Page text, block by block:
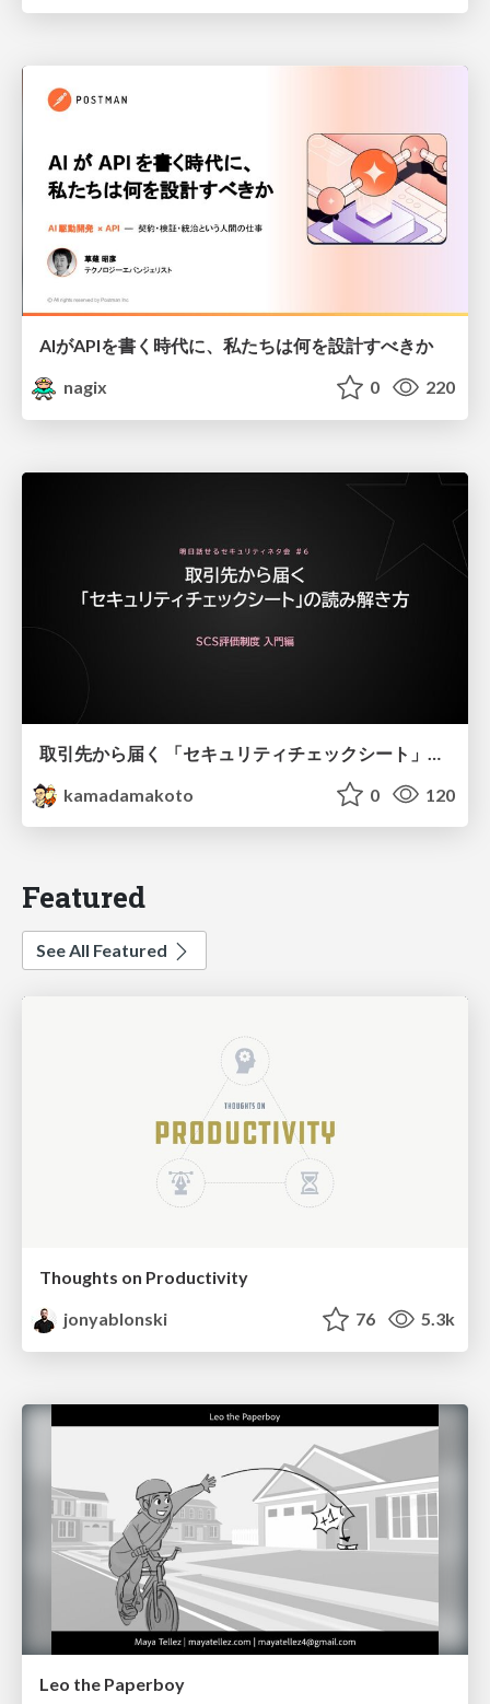
AIがAPIを書く時代に、私たちは何を設計すべきか
nagix
0 220
kamadamakoto
0 120
Featured
See All Featured
Thoughts on Productivity
jonyablonski
76 5.3k
Leo the Paperboy